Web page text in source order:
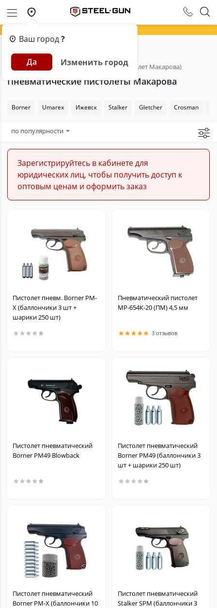
Ваш город?
Да Изменить город
Главная Каталог
Пневматические пистолеты
ПМ (пистолет Макарова)
Пневматические пистолеты Макарова
Borner Umarex Ижевск Stalker Gletcher Crosman
по популярности
Зарегистрируйтесь в кабинете для
юридических лиц, чтобы получить доступ к
оптовым ценам и оформить заказ
Пистолет пневм. Borner PM-
X (баллончики 3 шт +
шарики 250 шт)
Пневматический пистолет
МР-654К-20 (ПМ) 4,5 мм
3 отзывов
Пистолет пневматический
Borner PM49 Blowback
Пистолет пневматический
Borner PM49 (баллончики 3
шт + шарики 250 шт)
Пистолет пневматический
Borner PM-X (баллончики 10
Пистолет пневматический
Stalker SPM (баллончики 3